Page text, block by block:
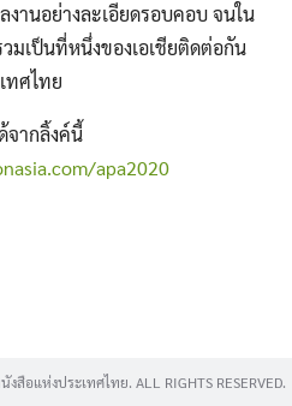
านอย่างละเอียดรอบคอบ จนใน
มเป็นที่หนึ่งของเอเชียติดต่อกัน
ทศไทย
จากลิ้งค์นี้
apa2020
แห่งประเทศไทย. ALL RIGHTS RESERVED.